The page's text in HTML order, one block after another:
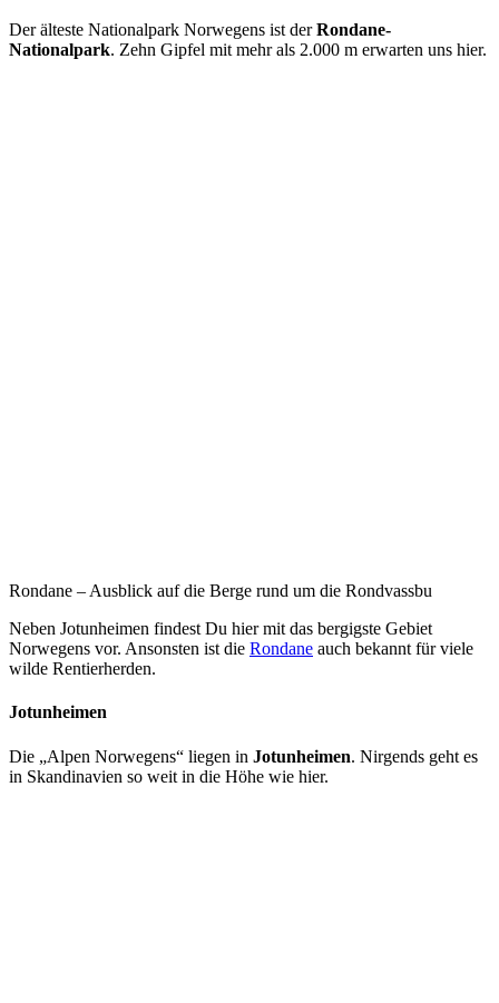
Der älteste Nationalpark Norwegens ist derRondane-
Nationalpark. Zehn Gipfel mit mehr als 2.000 m erwarten uns hier.
Rondane – Ausblick auf die Berge rund um die Rondvassbu
Neben Jotunheimen findest Du hier mit das bergigste Gebiet
Norwegens vor. Ansonsten ist die Rondane auch bekannt für viele
wilde Rentierherden.
Jotunheimen
Die „Alpen Norwegens“ liegen in Jotunheimen. Nirgends geht es
in Skandinavien so weit in die Höhe wie hier.